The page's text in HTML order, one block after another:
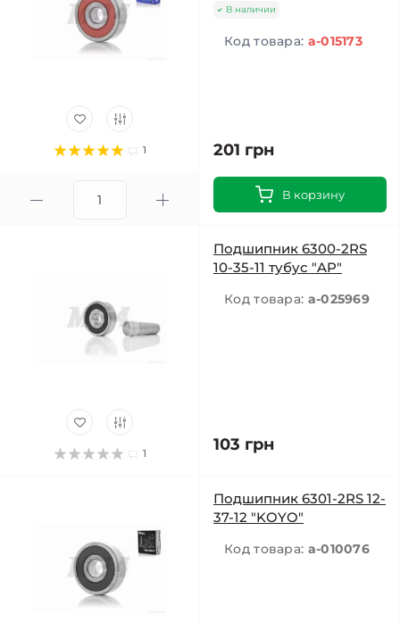
1
В наличии
Код товара: a-015173
201 грн
В корзину
1
Подшипник 6300-2RS
10-35-11 тубус "AP"
Код товара: a-025969
103 грн
Подшипник 6301-2RS 12-
37-12 "KOYO"
Код товара: a-010076